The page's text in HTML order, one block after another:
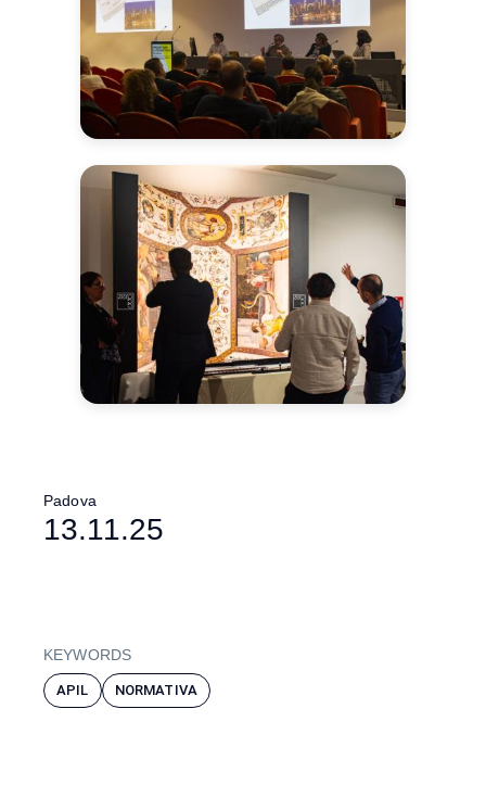
Padova
13.11.25
KEYWORDS
APIL NORMATIVA